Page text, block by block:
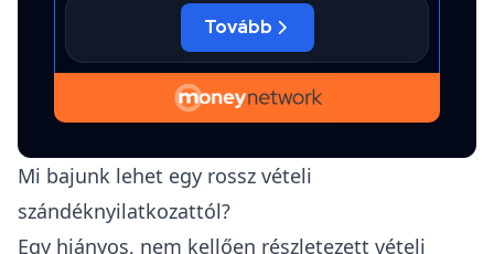
Mi bajunk lehet egy rossz vételi
szándéknyilatkozattól?
Egy hiányos, nem kellően részletezett vételi